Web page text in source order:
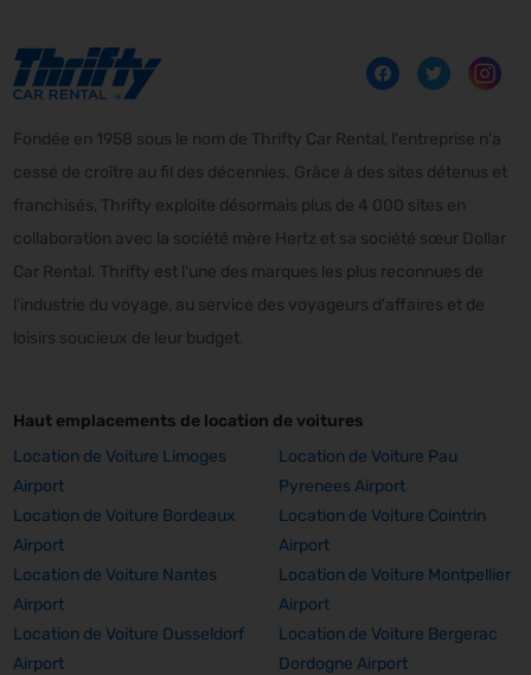
Fondée en 1958 sous le nom de Thrifty Car Rental, l'entreprise n'a
cessé de croître au fil des décennies. Grâce à des sites détenus et
franchisés, Thrifty exploite désormais plus de 4 000 sites en
collaboration avec la société mère Hertz et sa société sœur Dollar
Car Rental. Thrifty est l'une des marques les plus reconnues de
l'industrie du voyage, au service des voyageurs d'affaires et de
loisirs soucieux de leur budget.
Haut emplacements de location de voitures
Location de Voiture Limoges
Airport
Location de Voiture Pau
Pyrenees Airport
Location de Voiture Bordeaux
Airport
Location de Voiture Cointrin
Airport
Location de Voiture Nantes
Airport
Location de Voiture Montpellier
Airport
Location de Voiture Dusseldorf
Airport
Location de Voiture Bergerac
Dordogne Airport